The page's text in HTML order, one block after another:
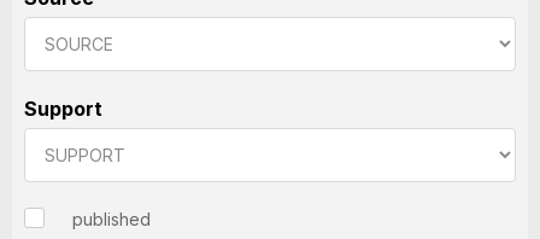
Support
published